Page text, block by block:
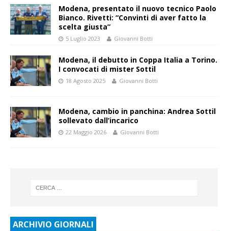
Modena, presentato il nuovo tecnico Paolo
Bianco. Rivetti: “Convinti di aver fatto la
scelta giusta”
5 Luglio 2023 Giovanni Botti
Modena, il debutto in Coppa Italia a Torino.
I convocati di mister Sottil
18 Agosto 2025 Giovanni Botti
Modena, cambio in panchina: Andrea Sottil
sollevato dall’incarico
22 Maggio 2026 Giovanni Botti
ARCHIVIO GIORNALI